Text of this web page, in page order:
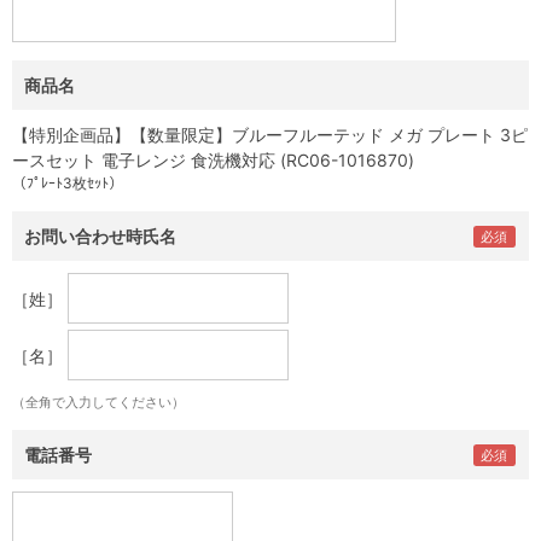
商品名
【特別企画品】【数量限定】ブルーフルーテッド メガ プレート 3ピ
ースセット 電子レンジ 食洗機対応 (RC06-1016870)
（ﾌﾟﾚｰﾄ3枚ｾｯﾄ）
お問い合わせ時氏名
［姓］
［名］
（全角で入力してください）
電話番号